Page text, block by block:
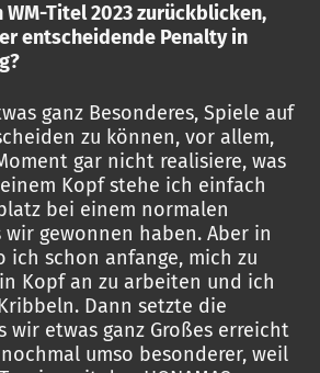
WM-Titel 2023 zurückblicken,
entscheidende Penalty in
ganz Besonderes, Spiele auf
zu können, vor allem,
gar nicht realisiere, was
Kopf stehe ich einfach
bei einem normalen
wir gewonnen haben. Aber in
ich schon anfange, mich zu
Kopf an zu arbeiten und ich
Dann setzte die
wir etwas ganz Großes erreicht
umso besonderer, weil